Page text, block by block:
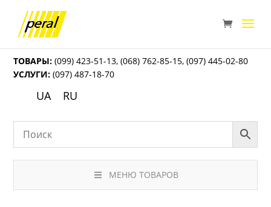
ТОВАРЫ: (099) 423-51-13,(068) 762-85-15,(097) 445-02-80
УСЛУГИ: (097) 487-18-70
UA RU
МЕНЮ ТОВАРОВ